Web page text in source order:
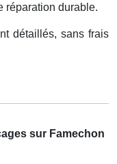
réparation durable.
détaillés, sans frais
sur Famechon